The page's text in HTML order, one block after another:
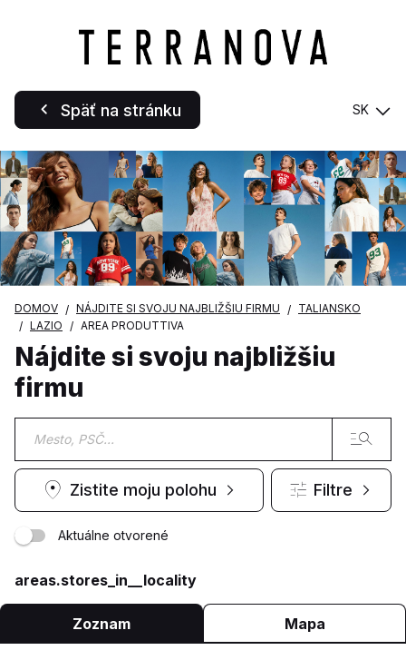
Späť na stránku SK
DOMOV NÁJDITE SI SVOJU NAJBLIŽŠIU FIRMU
TALIANSKO
LAZIO
AREA PRODUTTIVA
Nájdite si svoju najbližšiu
firmu
Zistite moju polohu Filtre
Aktuálne otvorené
areas.stores_in__locality
Zoznam Mapa